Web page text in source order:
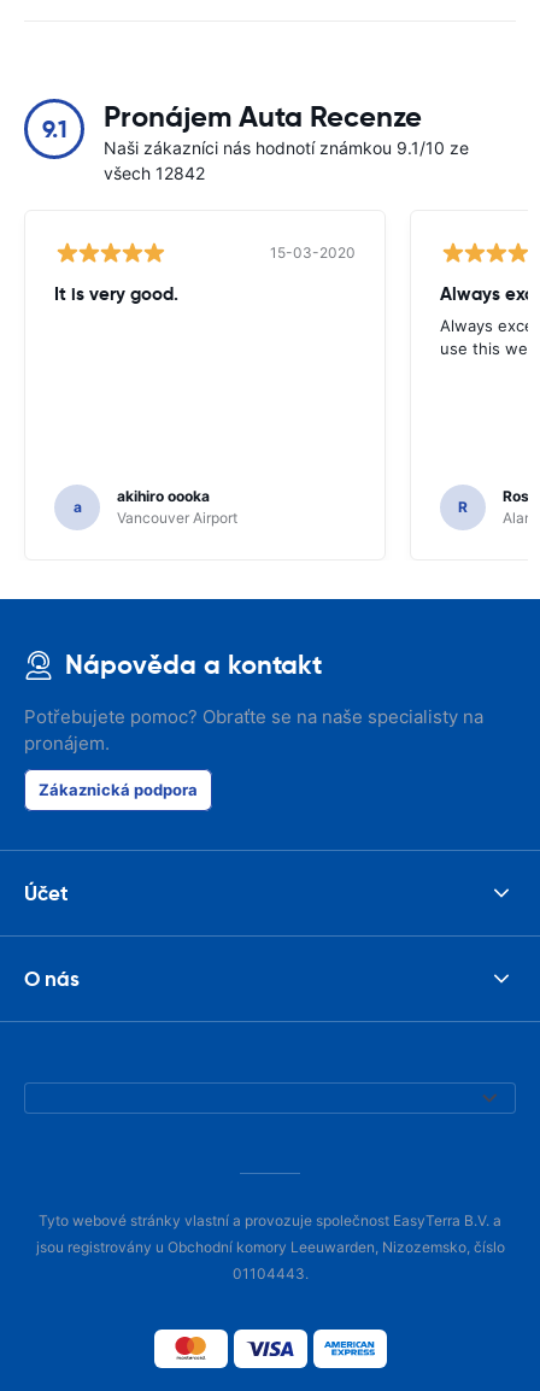
9.1 Pronájem Auta Recenze
Naši zákazníci nás hodnotí známkou 9.1/10 ze
všech 12842
15-03-2020
It is very good.
a
akihiro oooka
Vancouver Airport
Always
Always
use this
R
Nápověda a kontakt
Potřebujete pomoc? Obraťte se na naše specialisty na
pronájem.
Zákaznická podpora
Účet
O nás
Tyto webové stránky vlastní a provozuje společnost EasyTerra B.V. a
jsou registrovány u Obchodní komory Leeuwarden, Nizozemsko, číslo
01104443.